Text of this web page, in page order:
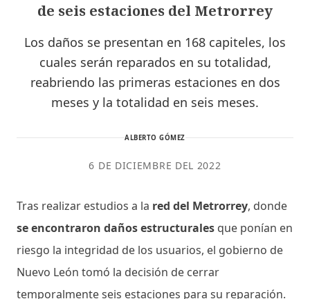
de seis estaciones del Metrorrey
Los daños se presentan en 168 capiteles, los
cuales serán reparados en su totalidad,
reabriendo las primeras estaciones en dos
meses y la totalidad en seis meses.
ALBERTO GÓMEZ
6 DE DICIEMBRE DEL 2022
Tras realizar estudios a la red del Metrorrey, donde
se encontraron daños estructurales que ponían en
riesgo la integridad de los usuarios, el gobierno de
Nuevo León tomó la decisión de cerrar
temporalmente seis estaciones para su reparación.